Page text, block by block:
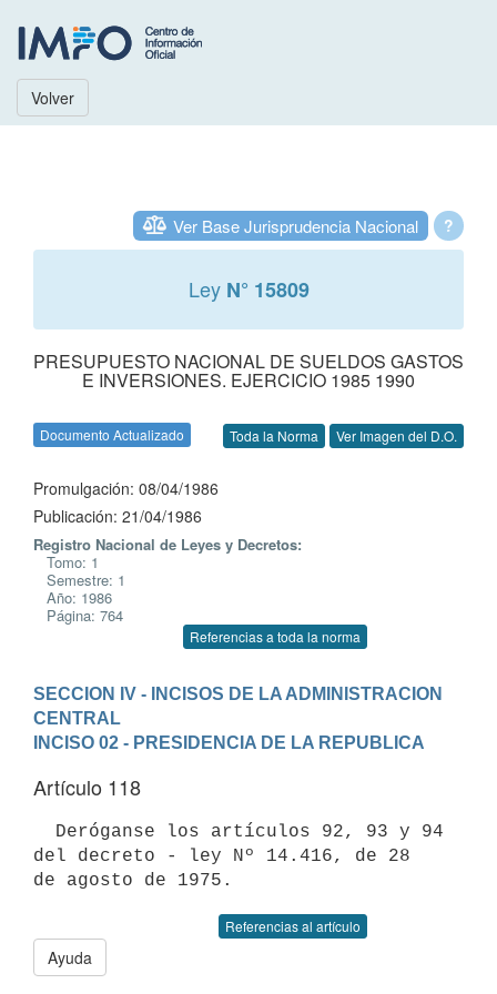
Volver
?
Ver Base Jurisprudencia Nacional
Ley N° 15809
PRESUPUESTO NACIONAL DE SUELDOS GASTOS
E INVERSIONES. EJERCICIO 1985 1990
Documento Actualizado Toda la Norma Ver Imagen del D.O.
Promulgación: 08/04/1986
Publicación: 21/04/1986
Registro Nacional de Leyes y Decretos:
Tomo: 1
Semestre: 1
Año: 1986
Página: 764
Referencias a toda la norma
SECCION IV - INCISOS DE LA ADMINISTRACION
CENTRAL
INCISO 02 - PRESIDENCIA DE LA REPUBLICA
Artículo 118
del decreto - ley Nº 14.416, de 28
Referencias al artículo
Ayuda